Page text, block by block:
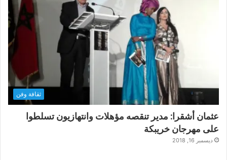
ثقافة وفن
عثمان أشقرا: مدير تنقصه مؤهلات وانتهازيون تسلطوا
على مهرجان خريبكة
ديسمبر 16, 2018